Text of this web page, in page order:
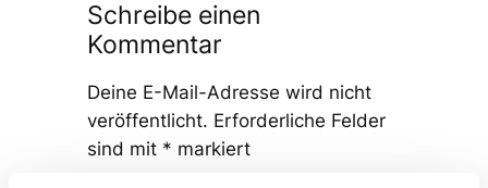
Schreibe einen
Kommentar
Deine E-Mail-Adresse wird nicht
veröffentlicht. Erforderliche Felder
sind mit * markiert